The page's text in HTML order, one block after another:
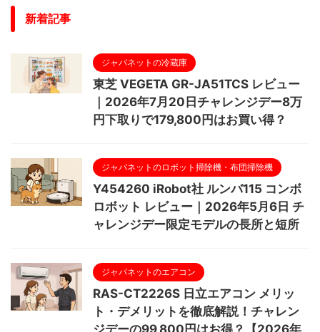
新着記事
ジャパネットの冷蔵庫
東芝 VEGETA GR-JA51TCS レビュー
｜2026年7月20日チャレンジデー8万
円下取りで179,800円はお買い得？
ジャパネットのロボット掃除機・布団掃除機
Y454260 iRobot社 ルンバ115 コンボ
ロボット レビュー｜2026年5月6日 チ
ャレンジデー限定モデルの長所と短所
ジャパネットのエアコン
RAS-CT2226S 日立エアコン メリッ
ト・デメリットを徹底解説！チャレン
ジデーの99,800円はお得？【2026年